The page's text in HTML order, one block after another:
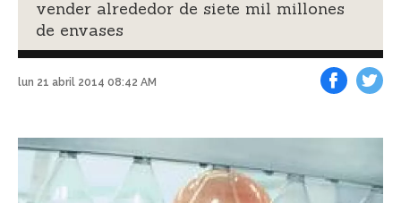
vender alrededor de siete mil millones
de envases
lun 21 abril 2014 08:42 AM